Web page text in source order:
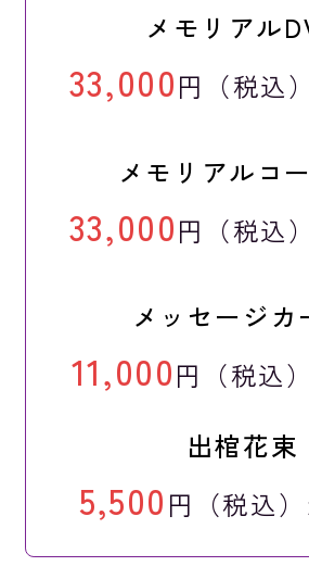
メモリアル
33,000円（税込
メモリアルコ
33,000円（税込
メッセージカ
11,000円（税込
出棺花束
5,500 円（税込